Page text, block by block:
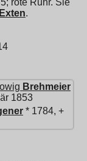
rote Ruhr. Sie
Exten.
Brehmeier
1853
* 1784, +